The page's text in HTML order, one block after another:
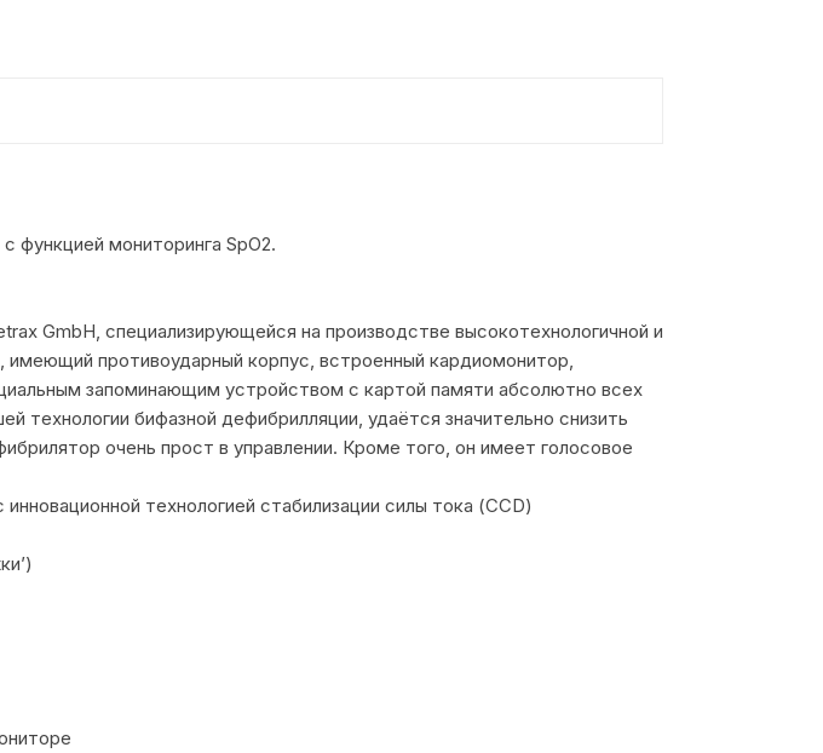
мониторинга SpO2.
GmbH, специализирующейся на производстве высокотехнологичной и
противоударный корпус, встроенный кардиомонитор,
запоминающим устройством с картой памяти абсолютно всех
бифазной дефибрилляции, удаётся значительно снизить
очень прост в управлении. Кроме того, он имеет голосовое
технологией стабилизации силы тока (CCD)